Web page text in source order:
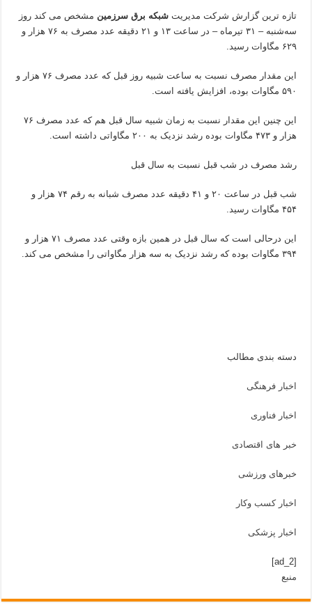
تازه ترین گزارش شرکت مدیریتشبکه برق سرزمین مشخص می کند روز
سه‌شنبه – ۳۱ تیرماه – در ساعت ۱۳ و ۲۱ دقیقه عدد مصرف به ۷۶ هزار و
۶۲۹ مگاوات رسید.
این مقدار مصرف نسبت به ساعت شبیه روز قبل که عدد مصرف ۷۶ هزار و
۵۹۰ مگاوات بوده، افزایش یافته است.
این چنین این مقدار نسبت به زمان شبیه سال قبل هم که عدد مصرف ۷۶
هزار و ۴۷۳ مگاوات بوده رشد نزدیک به ۲۰۰ مگاواتی داشته است.
رشد مصرف در شب قبل نسبت به سال قبل
شب قبل در ساعت ۲۰ و ۴۱ دقیقه عدد مصرف شبانه به رقم ۷۴ هزار و
۴۵۴ مگاوات رسید.
این درحالی است که سال قبل در همین بازه وقتی عدد مصرف ۷۱ هزار و
۳۹۴ مگاوات بوده که رشد نزدیک به سه هزار مگاواتی را مشخص می کند.
دسته بندی مطالب
اخبار فرهنگی
اخبار فناوری
خبر های اقتصادی
خبرهای ورزشی
اخبار کسب وکار
اخبار پزشکی
[ad_2]
منبع